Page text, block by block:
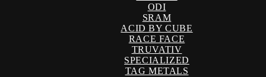
ODI
SRAM
ACID BY CUBE
RACE FACE
TRUVATIV
SPECIALIZED
TAG METALS